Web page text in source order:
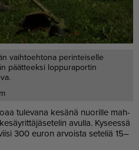
vaihtoehtona perinteiselle
päätteeksi loppuraportin
tu­le­va­na ke­sä­nä nuo­ril­le mah­
avul­la. Ky­sees­sä
300 eu­ron ar­vois­ta se­te­liä 15–